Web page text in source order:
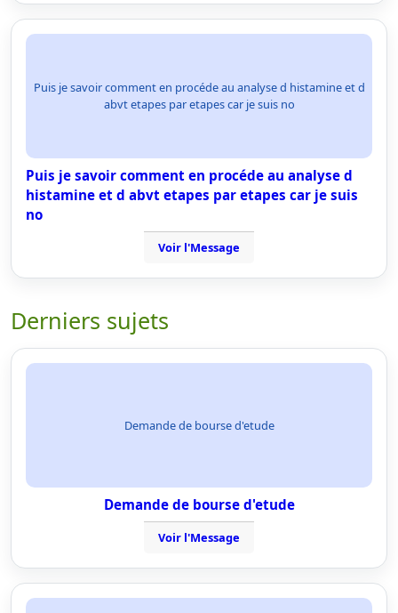
Puis je savoir comment en procéde au analyse d histamine et d
abvt etapes par etapes car je suis no
Puis je savoir comment en procéde au analyse d
histamine et d abvt etapes par etapes car je suis
no
Voir l'Message
Derniers sujets
Demande de bourse d'etude
Demande de bourse d'etude
Voir l'Message